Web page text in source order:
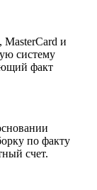
MasterCard и
систему
факт
по факту
счет.